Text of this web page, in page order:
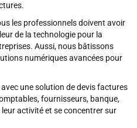
les professionnels doivent avoir
de la technologie pour la
Aussi, nous bâtissons
numériques avancées pour
une solution de devis factures
fournisseurs, banque,
activité et se concentrer sur